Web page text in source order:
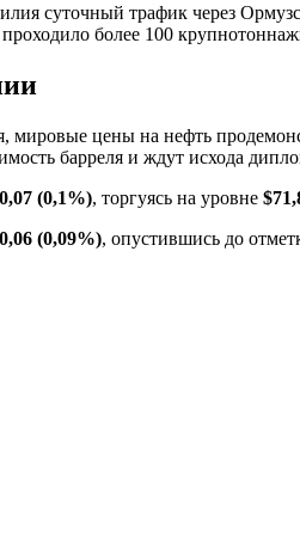
суточный трафик через
более 100
мировые цены на нефть
барреля и ждут исхода
(0,1%), торгуясь на уровне
(0,09%), опустившись до